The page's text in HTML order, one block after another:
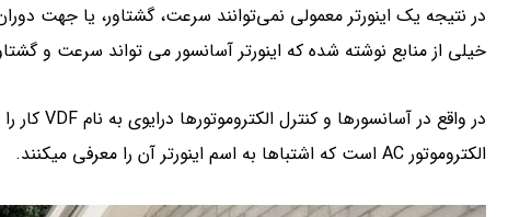
در نتیجه یک اینورتر معمولی نمی‌توانند سرعت، گشتاور، یا جهت
خیلی از منابع نوشته شده که اینورتر آسانسور می تواند سرعت و
الکتروموتور AC است که اشتباها به اسم اینورتر آن را معرفی می­کنند.